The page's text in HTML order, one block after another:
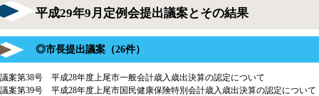
平成29年9月定例会提出議案とその結果
◎市長提出議案（26件）
議案第38号 平成28年度上尾市一般会計歳入歳出決算の認定について
議案第39号 平成28年度上尾市国民健康保険特別会計歳入歳出決算の認定について